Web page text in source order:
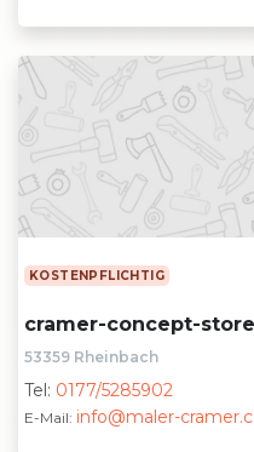
KOSTENPFLICHTIG
cramer-concept-store
53359 Rheinbach
Tel: 0177/5285902
E-Mail: info@maler-